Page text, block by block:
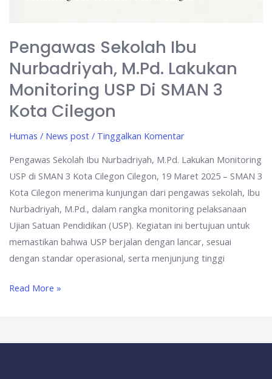
Pengawas Sekolah Ibu
Nurbadriyah, M.Pd. Lakukan
Monitoring USP Di SMAN 3
Kota Cilegon
Humas / News post/ Tinggalkan Komentar
Pengawas Sekolah Ibu Nurbadriyah, M.Pd. Lakukan Monitoring
USP di SMAN 3 Kota Cilegon Cilegon, 19 Maret 2025 – SMAN 3
Kota Cilegon menerima kunjungan dari pengawas sekolah, Ibu
Nurbadriyah, M.Pd., dalam rangka monitoring pelaksanaan
Ujian Satuan Pendidikan (USP). Kegiatan ini bertujuan untuk
memastikan bahwa USP berjalan dengan lancar, sesuai
dengan standar operasional, serta menjunjung tinggi
Read More »